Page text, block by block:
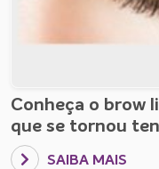
Conheça o brow
que se tornou
SAIBA MAIS